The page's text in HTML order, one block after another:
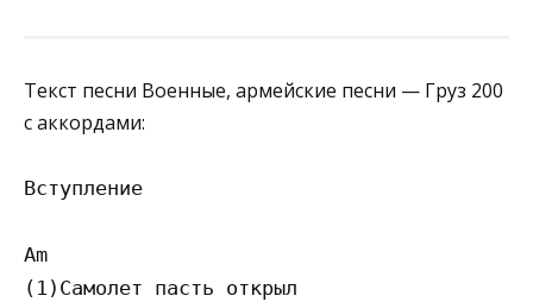
Текст песни Военные, армейские песни — Груз 200
с аккордами:
Вступление
Am
(1)Самолет пасть открыл